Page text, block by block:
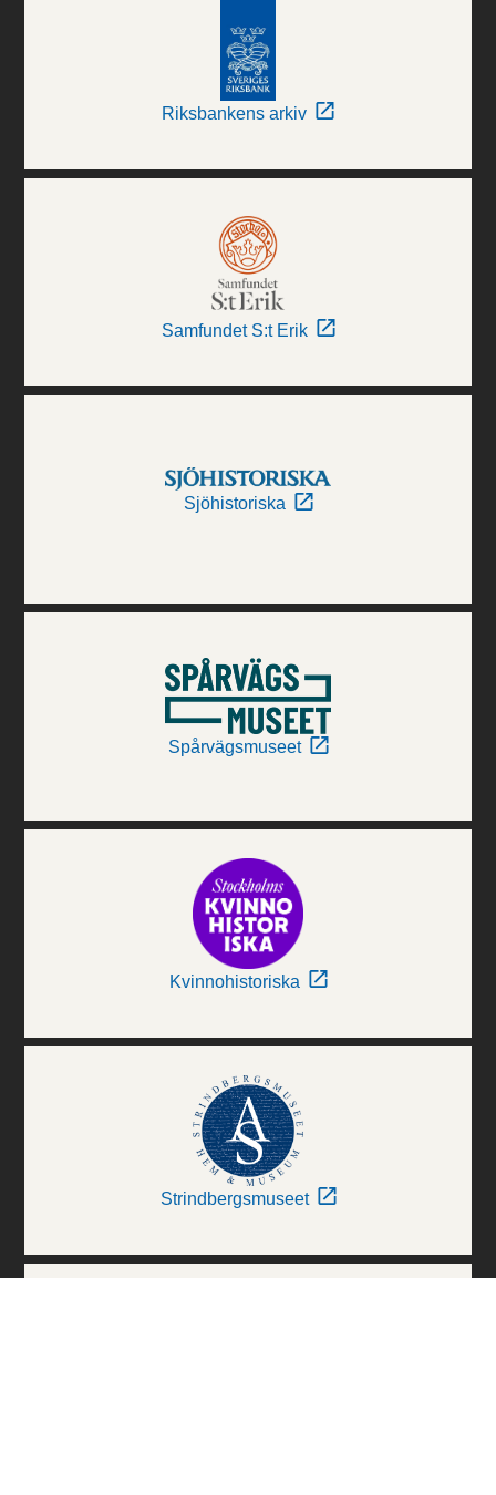
Riksbankens arkiv
Samfundet S:t Erik
Sjöhistoriska
Spårvägsmuseet
Kvinnohistoriska
Strindbergsmuseet